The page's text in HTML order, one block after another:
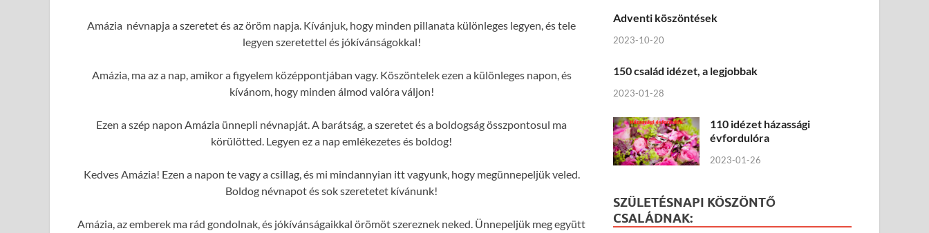
Amázia névnapja a szeretet és az öröm napja. Kívánjuk, hogy minden pillanata különleges legyen, és tele
legyen szeretettel és jókívánságokkal!
Amázia, ma az a nap, amikor a figyelem középpontjában vagy. Köszöntelek ezen a különleges napon, és
kívánom, hogy minden álmod valóra váljon!
Ezen a szép napon Amázia ünnepli névnapját. A barátság, a szeretet és a boldogság összpontosul ma
körülötted. Legyen ez a nap emlékezetes és boldog!
Kedves Amázia! Ezen a napon te vagy a csillag, és mi mindannyian itt vagyunk, hogy megünnepeljük veled.
Boldog névnapot és sok szeretetet kívánunk!
Amázia, az emberek ma rád gondolnak, és jókívánságaikkal örömöt szereznek neked. Ünnepeljük meg együtt
Adventi köszöntések
2023-10-20
150 család idézet, a legjobbak
2023-01-28
110 idézet házassági
évfordulóra
2023-01-26
SZÜLETÉSNAPI KÖSZÖNTŐ
CSALÁDNAK: